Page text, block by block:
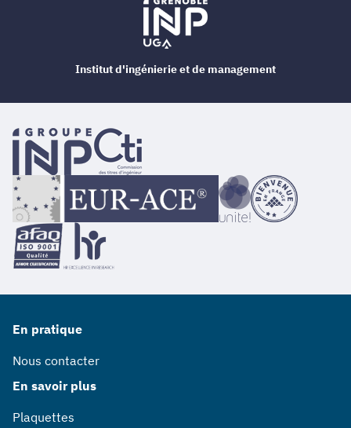
En pratique
Nous contacter
En savoir plus
Plaquettes
Institut d'ingénierie et de management